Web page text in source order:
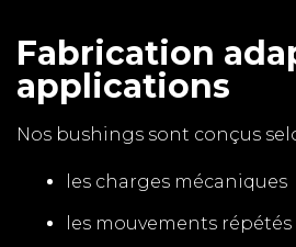
Fabrication
applications
Nos bushings sont conçus
les charges mécaniques
les mouvements répétés